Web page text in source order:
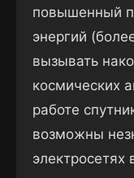
повышенный
энергий
вызывать
космических
работе
возможны
электросетях